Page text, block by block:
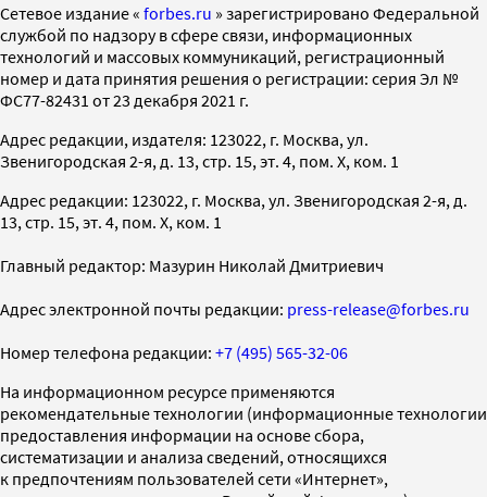
Cетевое издание « forbes.ru » зарегистрировано Федеральной
службой по надзору в сфере связи, информационных
технологий и массовых коммуникаций, регистрационный
номер и дата принятия решения о регистрации: серия Эл №
ФС77-82431 от 23 декабря 2021 г.
Адрес редакции, издателя: 123022, г. Москва, ул.
Звенигородская 2-я, д. 13, стр. 15, эт. 4, пом. X, ком. 1
Адрес редакции: 123022, г. Москва, ул. Звенигородская 2-я, д.
13, стр. 15, эт. 4, пом. X, ком. 1
Главный редактор: Мазурин Николай Дмитриевич
Адрес электронной почты редакции: press-release@forbes.ru
Номер телефона редакции: +7 (495) 565-32-06
На информационном ресурсе применяются
рекомендательные технологии (информационные технологии
предоставления информации на основе сбора,
систематизации и анализа сведений, относящихся
к предпочтениям пользователей сети «Интернет»,